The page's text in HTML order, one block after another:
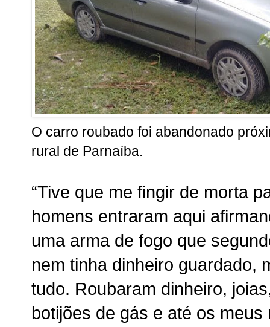
O carro roubado foi abandonado
rural de Parnaíba.
“Tive que me fingir de morta
homens entraram aqui
uma arma de fogo que
nem tinha dinheiro guardado,
tudo. Roubaram dinheiro,
botijões de gás e até os